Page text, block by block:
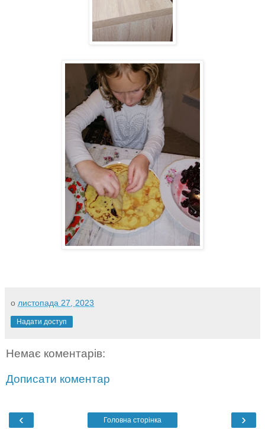
о листопада 27, 2023
Надати доступ
Немає коментарів:
Дописати коментар
‹ ›
Головна сторінка